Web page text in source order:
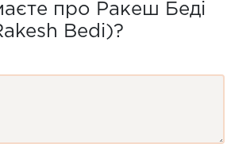
про Ракеш Беді
Bedi)?